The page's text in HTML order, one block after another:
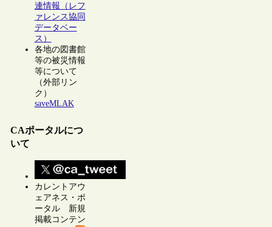
連情報（レフ
ァレンス協同
データベー
ス）
各地の図書館
等の被災情報
等について
（外部リン
ク）
saveMLAK
CAポータルにつ
いて
カレントアウ
ェアネス・ポ
ータル 新規
掲載コンテン